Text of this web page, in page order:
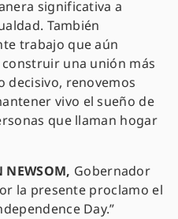
significativa a
También
trabajo que aún
una unión más
decisivo, renovemos
vivo el sueño de
que llaman hogar
NEWSOM, Gobernador
la presente proclamo el
Day.”